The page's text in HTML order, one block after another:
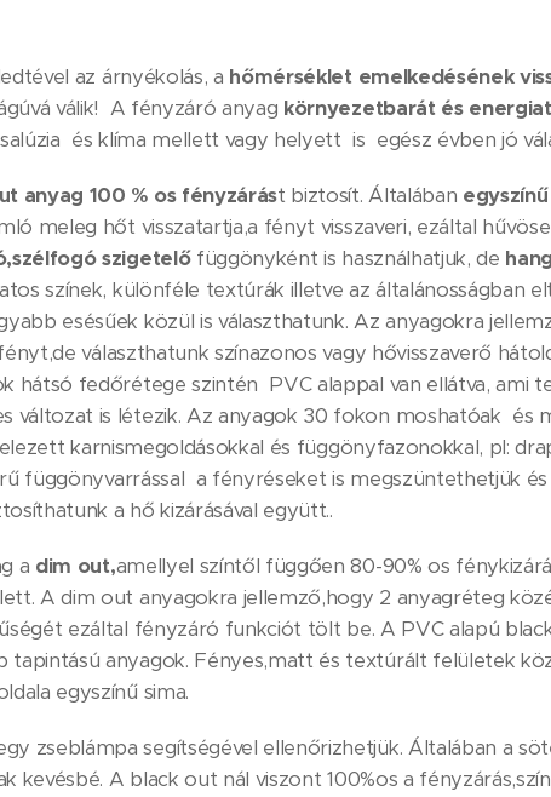
az árnyékolás, a hőmérséklet emelkedésének
válik! A fényzáró anyag környezetbarát és
és klíma mellett vagy helyett is egész évben jó
anyag 100 % os fényzárást biztosít. Általában
meleg hőt visszatartja,a fényt visszaveri, ezáltal
szigetelőfüggönyként is használhatjuk, de
színek, különféle textúrák illetve az általánosságban
esésűek közül is választhatunk. Az anyagokra
választhatunk színazonos vagy hővisszaverő
hátsó fedőrétege szintén PVC alappal van ellátva, ami
változat is létezik. Az anyagok 30 fokon moshatóak és
karnismegoldásokkal és függönyfazonokkal, pl:
függönyvarrással a fényréseket is megszüntethetjük
a hő kizárásával együtt..
a dim out,amellyel színtől függően 80-90% os
A dim out anyagokra jellemző,hogy 2 anyagréteg
ezáltal fényzáró funkciót tölt be. A PVC alapú
tapintású anyagok. Fényes,matt és textúrált felületek
egyszínű sima.
zseblámpa segítségével ellenőrizhetjük. Általában a
kevésbé. A black out nál viszont 100%os a